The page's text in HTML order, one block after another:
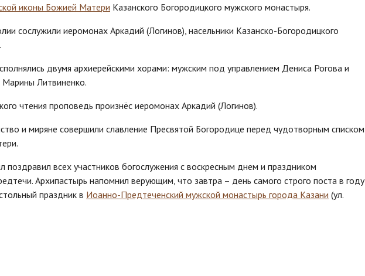
иконы Божией Матери Казанского Богородицкого мужского монастыря.
сослужили иеромонах Аркадий (Логинов), насельники Казанско-Богородицкого
двумя архиерейскими хорами: мужским под управлением Дениса Рогова и
Литвиненко.
чтения проповедь произнёс иеромонах Аркадий (Логинов).
и миряне совершили славление Пресвятой Богородице перед чудотворным списком
поздравил всех участников богослужения с воскресным днем и праздником
Архипастырь напомнил верующим, что завтра – день самого строго поста в году
праздник в Иоанно-Предтеченский мужской монастырь города Казани (ул.